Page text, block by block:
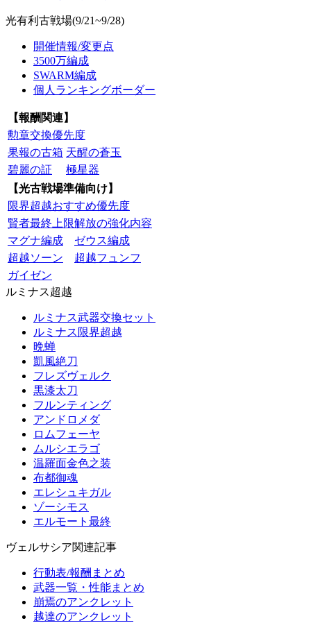
光有利古戦場(9/21~9/28)
開催情報/変更点
3500万編成
SWARM編成
個人ランキングボーダー
【報酬関連】
勲章交換優先度
果報の古箱 天醒の蒼玉
碧麗の証
極星器
【光古戦場準備向け】
限界超越おすすめ優先度
賢者最終上限解放の強化内容
マグナ編成
ゼウス編成
超越ソーン
超越フュンフ
ガイゼン
ルミナス超越
ルミナス武器交換セット
ルミナス限界超越
晩蝉
凱風絶刀
フレズヴェルク
黒漆太刀
フルンティング
アンドロメダ
ロムフェーヤ
ムルシエラゴ
温羅面金色之装
布都御魂
エレシュキガル
ゾーシモス
エルモート最終
ヴェルサシア関連記事
行動表/報酬まとめ
武器一覧・性能まとめ
崩焉のアンクレット
越達のアンクレット